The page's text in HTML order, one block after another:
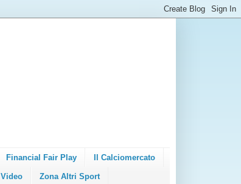
Financial Fair Play Il Calciomercato
Video Zona Altri Sport